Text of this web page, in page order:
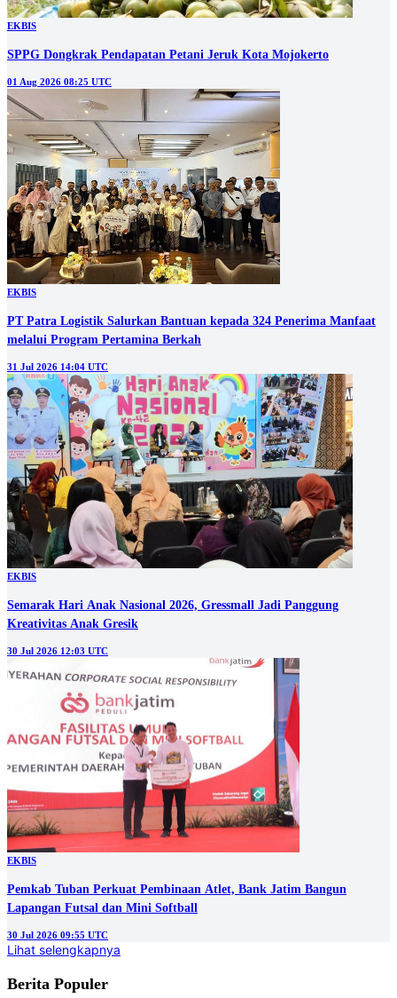
EKBIS
SPPG Dongkrak Pendapatan Petani Jeruk Kota Mojokerto
01 Aug 2026 08:25 UTC
EKBIS
PT Patra Logistik Salurkan Bantuan kepada 324 Penerima Manfaat
melalui Program Pertamina Berkah
31 Jul 2026 14:04 UTC
EKBIS
Semarak Hari Anak Nasional 2026, Gressmall Jadi Panggung
Kreativitas Anak Gresik
30 Jul 2026 12:03 UTC
EKBIS
Pemkab Tuban Perkuat Pembinaan Atlet, Bank Jatim Bangun
Lapangan Futsal dan Mini Softball
30 Jul 2026 09:55 UTC
Lihat selengkapnya
Berita Populer